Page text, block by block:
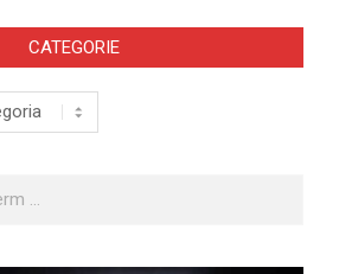
CATEGORIE